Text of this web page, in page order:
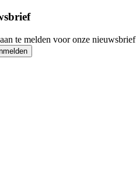
te melden voor onze nieuwsbrief